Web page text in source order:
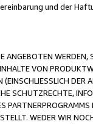
und der
ANGEBOTEN WERDEN,
VON
DER
SCHUTZRECHTE,
PARTNERPROGRAMMS
WEDER WIR